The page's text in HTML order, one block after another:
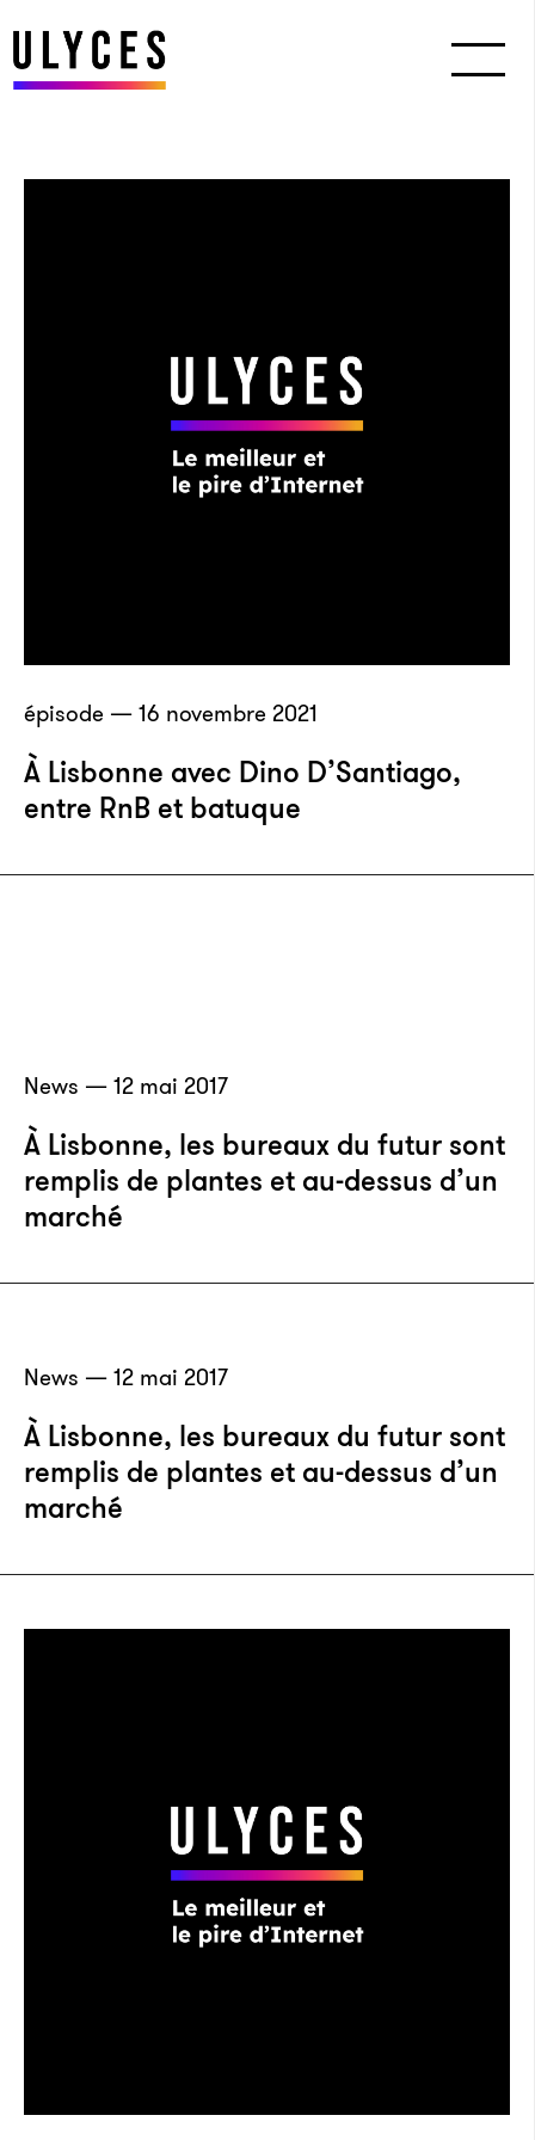
épisode — 16 novembre 2021
À Lisbonne avec Dino D’Santiago,
entre RnB et batuque
News — 12 mai 2017
À Lisbonne, les bureaux du futur sont
remplis de plantes et au-dessus d’un
marché
News — 12 mai 2017
À Lisbonne, les bureaux du futur sont
remplis de plantes et au-dessus d’un
marché